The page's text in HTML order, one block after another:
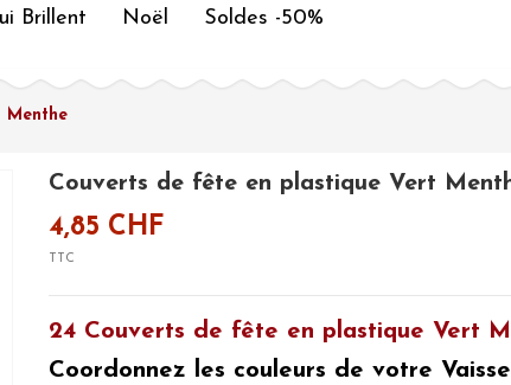
Brillent Noël Soldes -50%
Menthe
Couverts de fête en plastique Vert
4,85 CHF
TTC
24 Couverts de fête en plastique Vert
Coordonnez les couleurs de votre